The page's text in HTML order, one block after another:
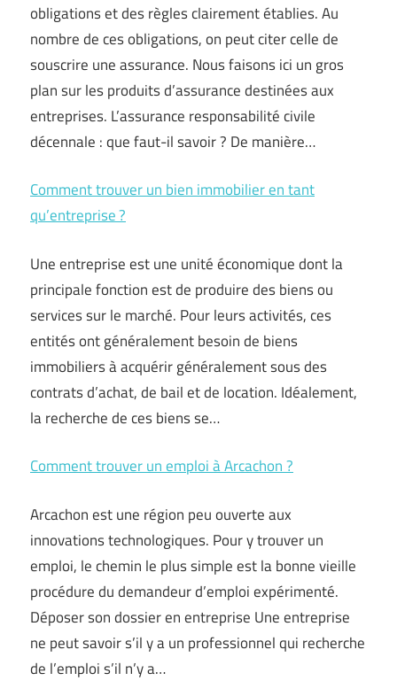
obligations et des règles clairement établies. Au
nombre de ces obligations, on peut citer celle de
souscrire une assurance. Nous faisons ici un gros
plan sur les produits d’assurance destinées aux
entreprises. L’assurance responsabilité civile
décennale : que faut-il savoir ? De manière…
Comment trouver un bien immobilier en tant
qu’entreprise ?
Une entreprise est une unité économique dont la
principale fonction est de produire des biens ou
services sur le marché. Pour leurs activités, ces
entités ont généralement besoin de biens
immobiliers à acquérir généralement sous des
contrats d’achat, de bail et de location. Idéalement,
la recherche de ces biens se…
Comment trouver un emploi à Arcachon ?
Arcachon est une région peu ouverte aux
innovations technologiques. Pour y trouver un
emploi, le chemin le plus simple est la bonne vieille
procédure du demandeur d’emploi expérimenté.
Déposer son dossier en entreprise Une entreprise
ne peut savoir s’il y a un professionnel qui recherche
de l’emploi s’il n’y a…